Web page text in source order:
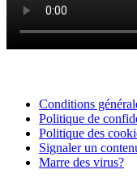
Conditions
Politique de
Politique des
Signaler un
Marre des virus?